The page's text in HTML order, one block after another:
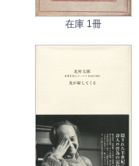
在庫 1冊